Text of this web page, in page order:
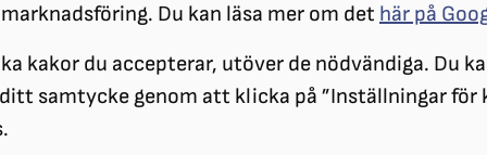
Du kan läsa mer om det här på
kakor du accepterar, utöver de nödvändiga. Du
samtycke genom att klicka på ”Inställningar för